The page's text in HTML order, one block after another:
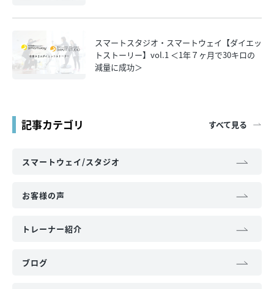
スマートスタジオ・スマートウェイ【ダイエッ
トストーリー】vol.1 ＜1年７ヶ月で30キロの
減量に成功＞
記事カテゴリ すべて見る
スマートウェイ/スタジオ
お客様の声
トレーナー紹介
ブログ